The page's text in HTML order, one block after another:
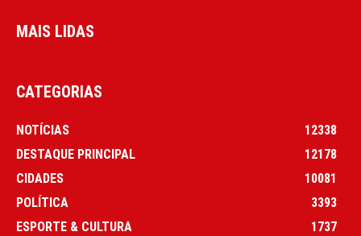
MAIS LIDAS
CATEGORIAS
NOTÍCIAS
12338
DESTAQUE PRINCIPAL
12178
CIDADES
10081
POLÍTICA
3393
ESPORTE & CULTURA
1737